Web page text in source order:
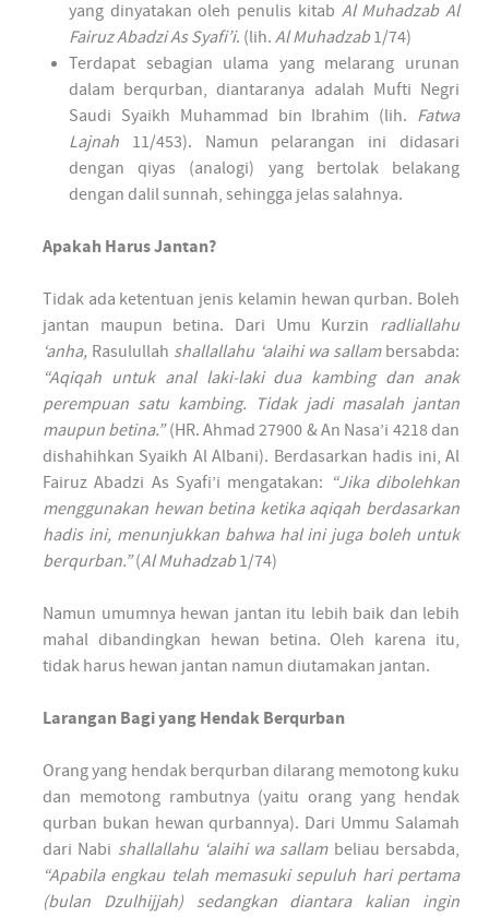
yang dinyatakan oleh penulis kitab Al Muhadzab Al
Fairuz Abadzi As Syafi’i. (lih. Al Muhadzab1/74)
Terdapat sebagian ulama yang melarang urunan
dalam berqurban, diantaranya adalah Mufti Negri
Saudi Syaikh Muhammad bin Ibrahim (lih. Fatwa
Lajnah 11/453). Namun pelarangan ini didasari
dengan qiyas (analogi) yang bertolak belakang
dengan dalil sunnah, sehingga jelas salahnya.
Apakah Harus Jantan?
Tidak ada ketentuan jenis kelamin hewan qurban. Boleh
jantan maupun betina. Dari Umu Kurzin radliallahu
‘anha, Rasulullah shallallahu ‘alaihi wa sallambersabda:
“Aqiqah untuk anal laki-laki dua kambing dan anak
perempuan satu kambing. Tidak jadi masalah jantan
maupun betina.”(HR. Ahmad 27900 & An Nasa’i 4218 dan
dishahihkan Syaikh Al Albani). Berdasarkan hadis ini, Al
Fairuz Abadzi As Syafi’i mengatakan:
“Jika dibolehkan
menggunakan hewan betina ketika aqiqah berdasarkan
hadis ini, menunjukkan bahwa hal ini juga boleh untuk
berqurban.”(Al Muhadzab1/74)
Namun umumnya hewan jantan itu lebih baik dan lebih
mahal dibandingkan hewan betina. Oleh karena itu,
tidak harus hewan jantan namun diutamakan jantan.
Larangan Bagi yang Hendak Berqurban
Orang yang hendak berqurban dilarang memotong kuku
dan memotong rambutnya (yaitu orang yang hendak
qurban bukan hewan qurbannya). Dari Ummu Salamah
dari Nabi shallallahu ‘alaihi wa sallambeliau bersabda,
“Apabila engkau telah memasuki sepuluh hari pertama
(bulan Dzulhijjah) sedangkan diantara kalian ingin